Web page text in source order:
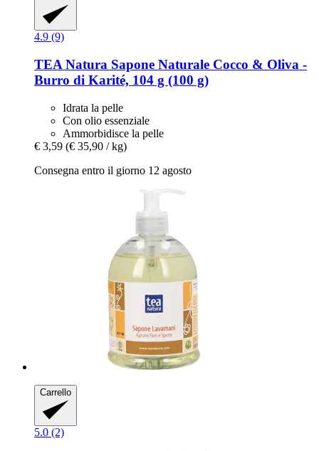
4.9 (9)
TEA Natura Sapone Naturale Cocco & Oliva -​
Burro di Karité, 104 g (100 g)
Idrata la pelle
Con olio essenziale
Ammorbidisce la pelle
€ 3,59 (€ 35,90 / kg)
Consegna entro il giorno 12 agosto
Carrello
5.0 (2)